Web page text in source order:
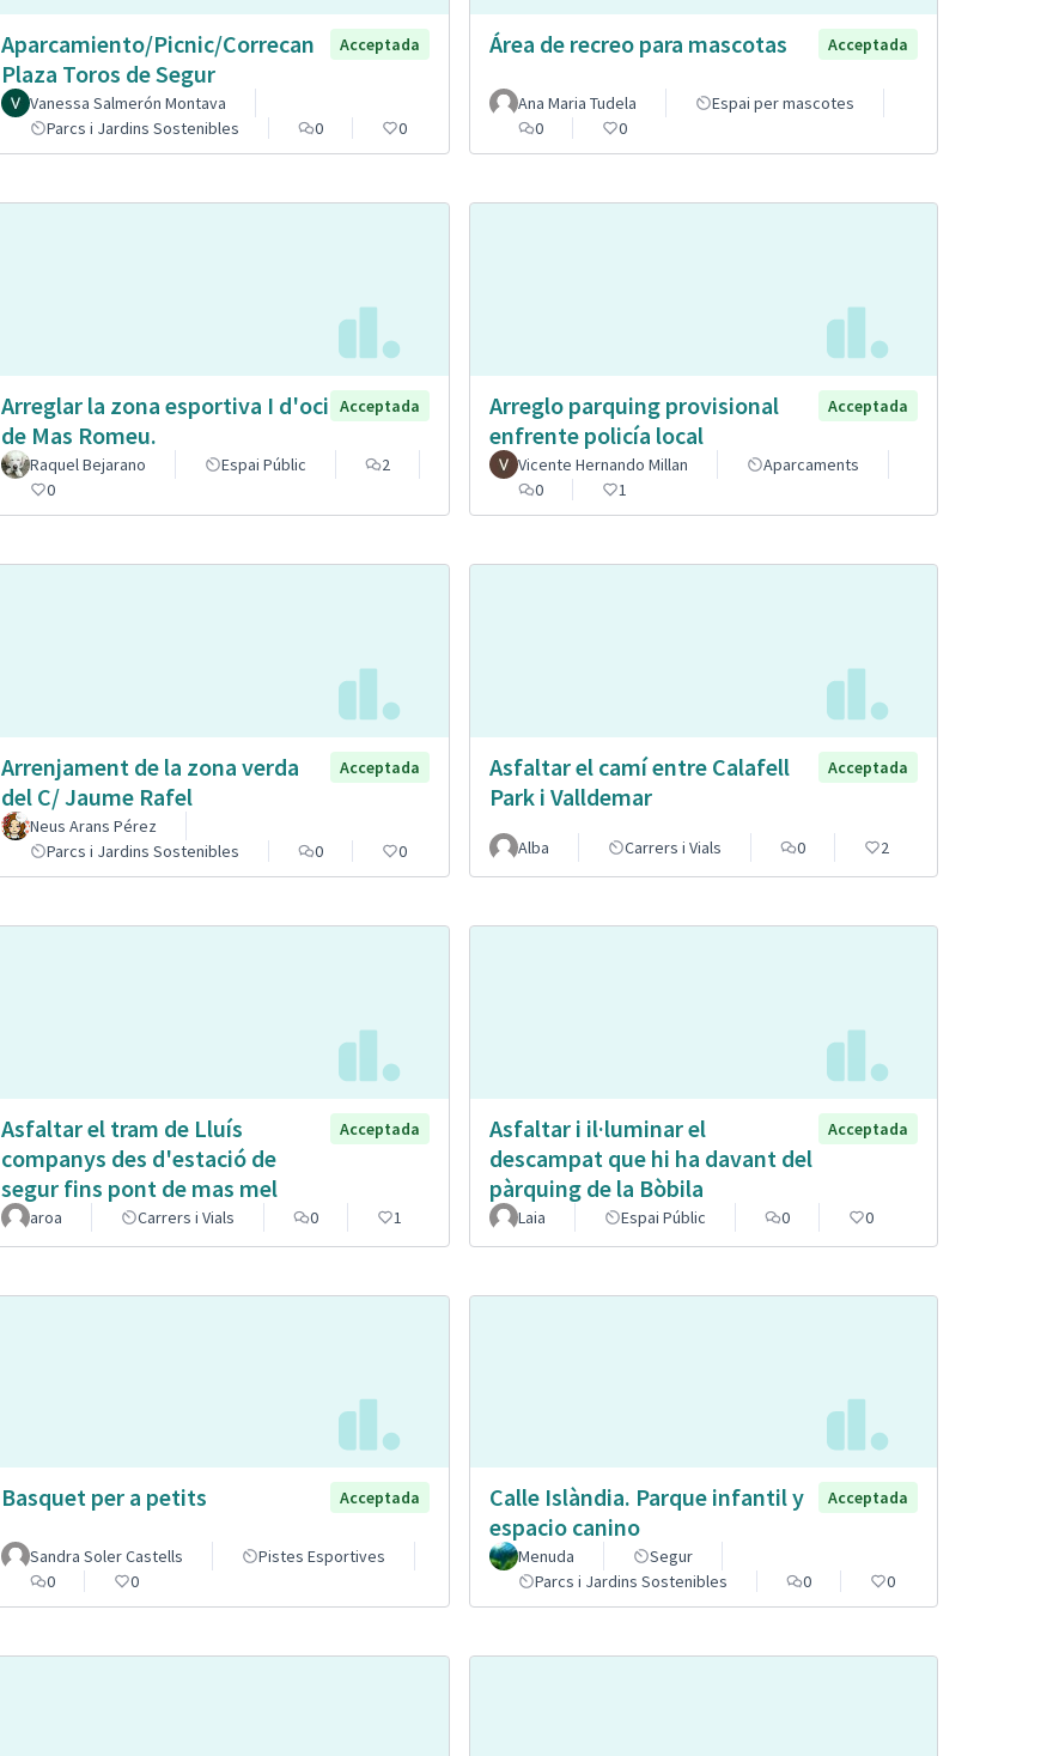
Aparcamiento/Picnic/Correcan
Plaza Toros de Segur
Acceptada
Vanessa Salmerón Montava
Parcs i Jardins Sostenibles
0 0
Área de recreo para mascotas Acceptada
Ana Maria Tudela
Espai per mascotes
0
0
Arreglar la zona esportiva I d'oci
de Mas Romeu.
Acceptada
Raquel Bejarano Espai Públic
2
0
Arreglo parquing provisional
enfrente policía local
Acceptada
Vicente Hernando Millan
Aparcaments
0
1
Arrenjament de la zona verda
del C/ Jaume Rafel
Acceptada
Neus Arans Pérez
Parcs i Jardins Sostenibles
0 0
Asfaltar el camí entre Calafell
Park i Valldemar
Acceptada
Alba Carrers i Vials 0 2
Asfaltar el tram de Lluís
companys des d'estació de
segur fins pont de mas mel
Acceptada
aroa Carrers i Vials 0 1
Asfaltar i il·luminar el
descampat que hi ha davant del
pàrquing de la Bòbila
Acceptada
Laia Espai Públic 0 0
Basquet per a petits Acceptada
Sandra Soler Castells
Pistes Esportives
0
0
Calle Islàndia. Parque infantil y
espacio canino
Acceptada
Menuda
Segur
Parcs i Jardins Sostenibles
0 0